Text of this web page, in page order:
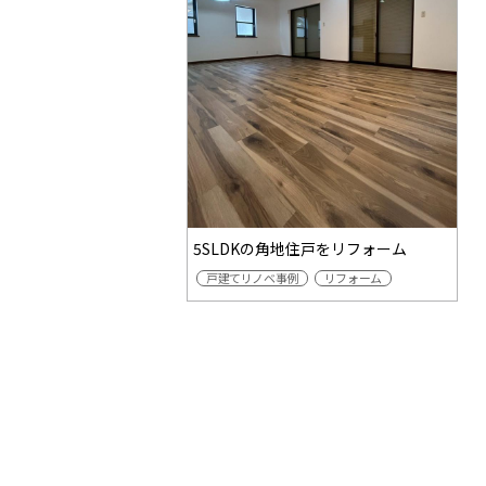
5SLDKの角地住戸をリフォーム
戸建てリノベ事例 リフォーム